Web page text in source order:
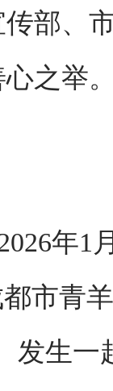
部、
之举
年1
都市青
发生一